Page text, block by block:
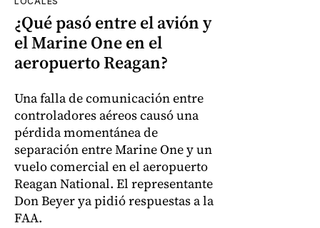
¿Qué pasó entre el avión y
el Marine One en el
aeropuerto Reagan?
Una falla de comunicación entre
controladores aéreos causó una
pérdida momentánea de
separación entre Marine One y un
vuelo comercial en el aeropuerto
Reagan National. El representante
Don Beyer ya pidió respuestas a la
FAA.